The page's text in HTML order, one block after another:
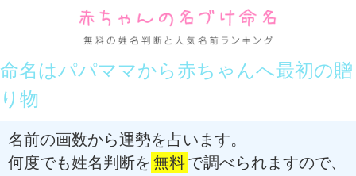
命名はパパママから赤ちゃんへ最初の贈
り物
名前の画数から運勢を占います。
何度でも姓名判断を 無料で調べられますので、